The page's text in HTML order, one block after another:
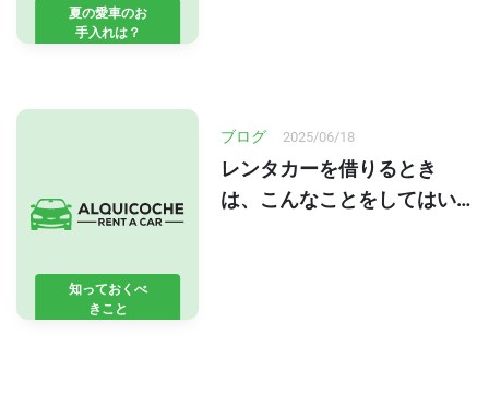
夏の愛車のお
手入れは？
知っておくべ
きこと
ブログ 2025/06/18
レンタカーを借りるとき
は、こんなことをしてはい